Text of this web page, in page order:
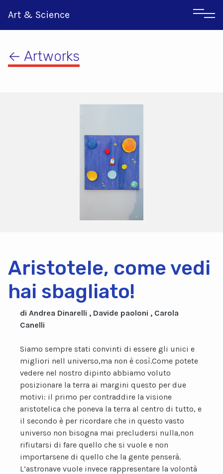
Art & Science
← Artworks
Aristotele, come vedi
hai sbagliato!
di Andrea Dinarelli , Davide paoloni , Carola
Canelli
Siamo sempre stati convinti di essere gli unici e
migliori nell universo,ma non è così.Come potete
vedere nel nostro dipinto abbiamo voluto
posizionare la terra ai margini questo per due
motivi: il primo per contraddire la visione
aristotelica che poneva la terra al centro di tutto, e
il secondo è per ricordare che in questo vasto
universo non bisogna mai precludersi nulla,non
rifiutarsi di fare quello che si vuole e non
importarsene di quello che la gente penserà.
L’astronave vuole invece rappresentare la volontà